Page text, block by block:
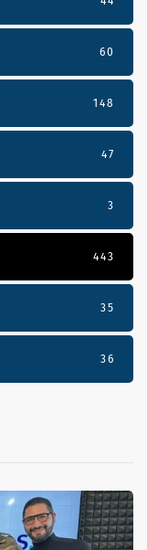
60
148
47
3
443
35
36